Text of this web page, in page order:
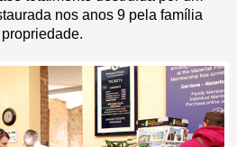
nos anos 9 pela família